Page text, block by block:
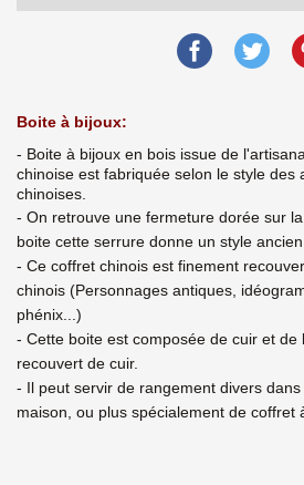
Boite à bijoux:
- Boite à bijoux en bois issue de
chinoise est fabriquée selon le style des
chinoises.
- On retrouve une fermeture dorée sur
boite cette serrure donne un style ancien
- Ce coffret chinois est finement
chinois (Personnages antiques,
phénix...)
- Cette boite est composée de cuir et de
recouvert de cuir.
- Il peut servir de rangement divers
maison, ou plus spécialement de coffret